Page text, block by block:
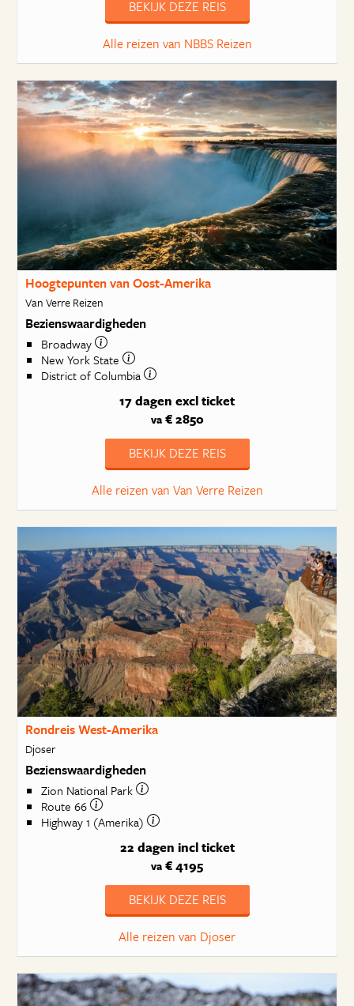
BEKIJK DEZE REIS
Alle reizen van NBBS Reizen
Hoogtepunten van Oost-Amerika
Van Verre Reizen
Bezienswaardigheden
Broadway
New York State
District of Columbia
17 dagen excl ticket
va€ 2850
BEKIJK DEZE REIS
Alle reizen van Van Verre Reizen
Rondreis West-Amerika
Djoser
Bezienswaardigheden
Zion National Park
Route 66
Highway 1 (Amerika)
22 dagen incl ticket
va € 4195
BEKIJK DEZE REIS
Alle reizen van Djoser